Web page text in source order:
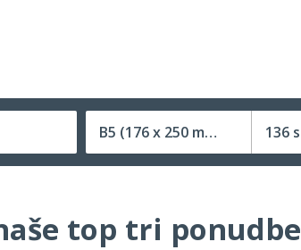
B5 (176 x 250 mm)
Velikost (zaprte) tiskovine
top tri ponudbe